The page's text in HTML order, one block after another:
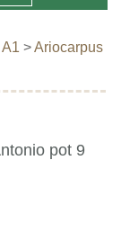
>Ariocarpus
pot 9